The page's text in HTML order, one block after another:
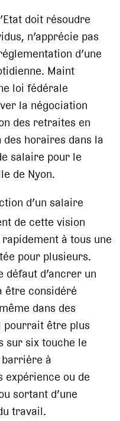
doit résoudre
n’apprécie pas
d’une
Maint
loi fédérale
la négociation
des retraites en
horaires dans la
salaire pour le
de Nyon.
d’un salaire
de cette vision
à tous une
pour plusieurs.
d’ancrer un
être considéré
dans des
pourrait être plus
sur six touche le
barrière à
expérience ou de
sortant d’une
travail.